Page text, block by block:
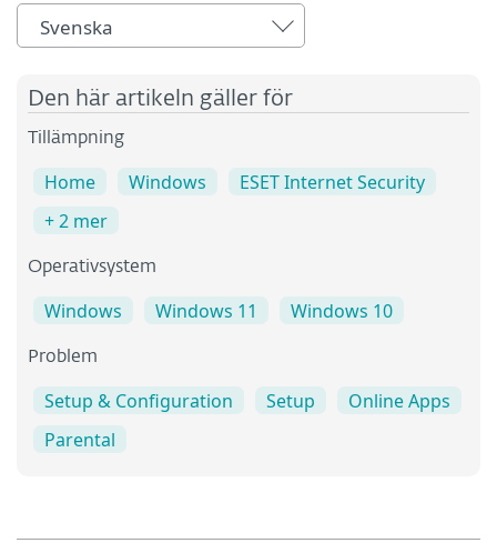
Svenska
Den här artikeln gäller för
Tillämpning
Home Windows
ESET Internet Security
+ 2 mer
Operativsystem
Windows Windows 11 Windows 10
Problem
Setup & Configuration Setup
Online Apps
Parental